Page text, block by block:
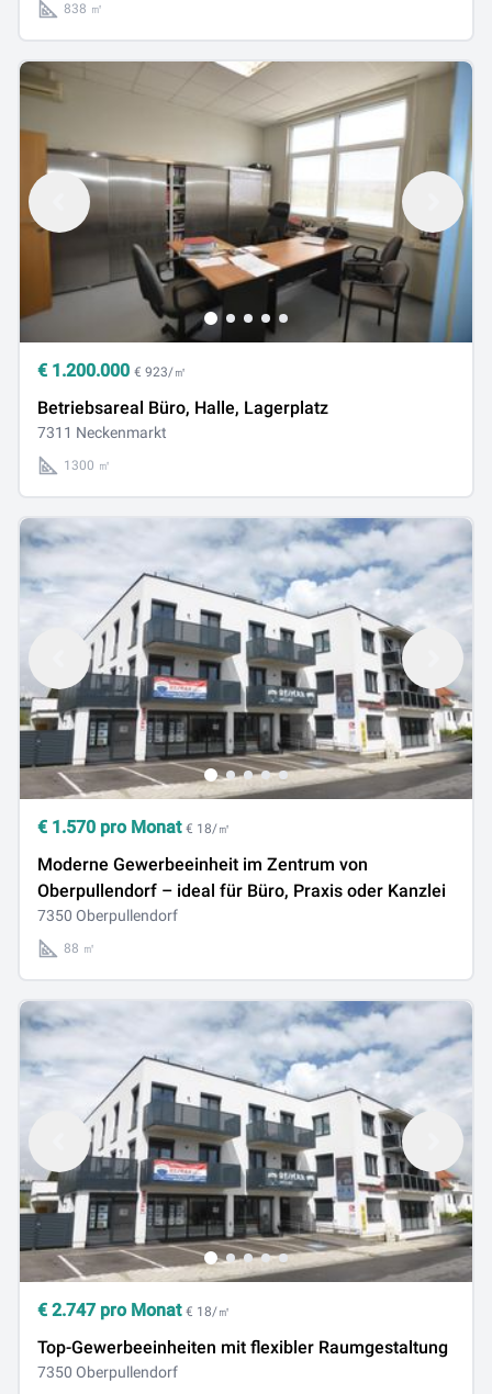
838 ㎡
€ 1.200.000 € 923/㎡
Betriebsareal Büro, Halle, Lagerplatz
7311 Neckenmarkt
1300 ㎡
€ 1.570 pro Monat € 18/㎡
Moderne Gewerbeeinheit im Zentrum von
Oberpullendorf – ideal für Büro, Praxis oder Kanzlei
7350 Oberpullendorf
88 ㎡
€ 2.747 pro Monat € 18/㎡
Top-Gewerbeeinheiten mit flexibler Raumgestaltung
7350 Oberpullendorf